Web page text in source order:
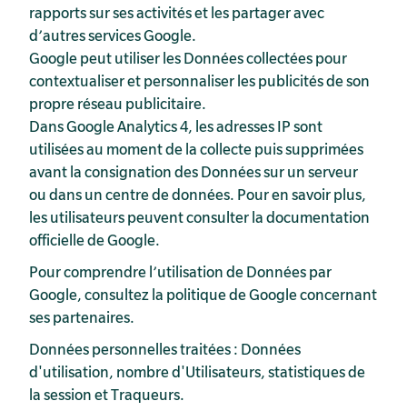
rapports sur ses activités et les partager avec
d’autres services Google.
Google peut utiliser les Données collectées pour
contextualiser et personnaliser les publicités de son
propre réseau publicitaire.
Dans Google Analytics 4, les adresses IP sont
utilisées au moment de la collecte puis supprimées
avant la consignation des Données sur un serveur
ou dans un centre de données. Pour en savoir plus,
les utilisateurs peuvent consulter ladocumentation
officielle de Google.
Pour comprendre l’utilisation de Données par
Google, consultez la politique de Google concernant
ses partenaires.
Données personnelles traitées : Données
d'utilisation, nombre d'Utilisateurs, statistiques de
la session et Traqueurs.